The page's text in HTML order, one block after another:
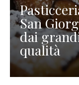
San
dai
qualità